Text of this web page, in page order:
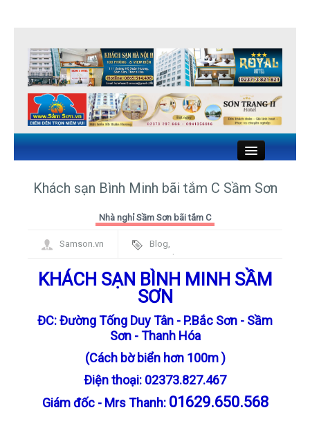
KHÁCH SẠN SẦM SƠN
NHÀ NGHỈ SẦM SƠN
NHÀ HÀNG HẢI SẢN SẦM SƠN
Khách sạn Bình Minh bãi tắm C Sầm Sơn
Nhà nghỉ Sầm Sơn bãi tắm C
Samson.vn Blog
Framework
KHÁCH SẠN BÌNH MINH SẦM
SƠN
ĐC: Đường Tống Duy Tân - P.Bắc Sơn - Sầm
Sơn - Thanh Hóa
(Cách bờ biển hơn 100m )
Ðiện thoại: 02373.827.467
Giám đốc - Mrs Thanh: 01629.650.568